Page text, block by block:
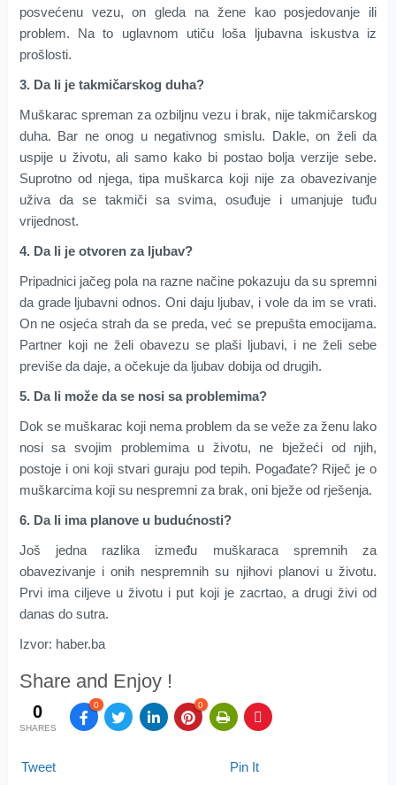
posvećenu vezu, on gleda na žene kao posjedovanje ili
problem. Na to uglavnom utiču loša ljubavna iskustva iz
prošlosti.
3. Da li je takmičarskog duha?
Muškarac spreman za ozbiljnu vezu i brak, nije takmičarskog
duha. Bar ne onog u negativnog smislu. Dakle, on želi da
uspije u životu, ali samo kako bi postao bolja verzije sebe.
Suprotno od njega, tipa muškarca koji nije za obavezivanje
uživa da se takmiči sa svima, osuđuje i umanjuje tuđu
vrijednost.
4. Da li je otvoren za ljubav?
Pripadnici jačeg pola na razne načine pokazuju da su spremni
da grade ljubavni odnos. Oni daju ljubav, i vole da im se vrati.
On ne osjeća strah da se preda, već se prepušta emocijama.
Partner koji ne želi obavezu se plaši ljubavi, i ne želi sebe
previše da daje, a očekuje da ljubav dobija od drugih.
5. Da li može da se nosi sa problemima?
Dok se muškarac koji nema problem da se veže za ženu lako
nosi sa svojim problemima u životu, ne bježeći od njih,
postoje i oni koji stvari guraju pod tepih. Pogađate? Riječ je o
muškarcima koji su nespremni za brak, oni bježe od rješenja.
6. Da li ima planove u budućnosti?
Još jedna razlika između muškaraca spremnih za
obavezivanje i onih nespremnih su njihovi planovi u životu.
Prvi ima ciljeve u životu i put koji je zacrtao, a drugi živi od
danas do sutra.
Izvor: haber.ba
Share and Enjoy !
0
SHARES
0 0
Tweet Pin It